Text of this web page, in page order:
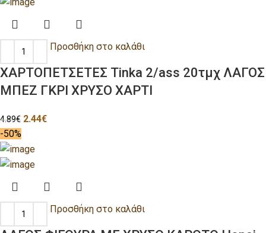
Προσθήκη στο καλάθι
ΧΑΡΤΟΠΕΤΣΕΤΕΣ Tinka 2/ass 20τμχ ΛΑΓΟΣ
ΜΠΕΖ ΓΚΡΙ ΧΡΥΣΟ ΧΑΡΤΙ
4.89€ 2.44€
-50%
Προσθήκη στο καλάθι